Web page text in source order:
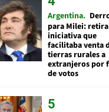
Argentina
para Milei: retira
iniciativa que
facilitaba venta
tierras rurales a
extranjeros por
de votos